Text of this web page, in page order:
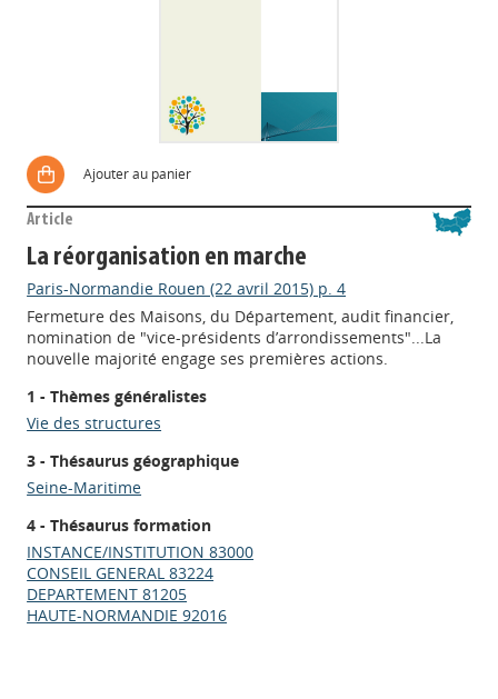
Ajouter au panier
Article
La réorganisation en marche
Paris-Normandie Rouen (22 avril 2015) p. 4
Fermeture des Maisons, du Département, audit financier,
nomination de "vice-présidents d’arrondissements"...La
nouvelle majorité engage ses premières actions.
1 - Thèmes généralistes
Vie des structures
3 - Thésaurus géographique
Seine-Maritime
4 - Thésaurus formation
INSTANCE/INSTITUTION 83000
CONSEIL GENERAL 83224
DEPARTEMENT 81205
HAUTE-NORMANDIE 92016
Appels à projets